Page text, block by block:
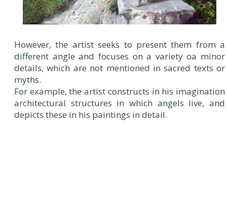
However, the artist seeks to present them from a
different angle and focuses on a variety oа minor
details, which are not mentioned in sacred texts or
myths.
For example, the artist constructs in his imagination
architectural structures in which angels live, and
depicts these in his paintings in detail.